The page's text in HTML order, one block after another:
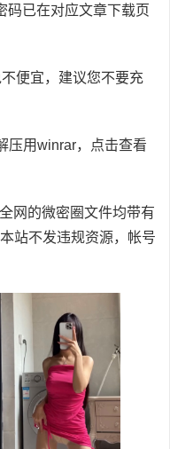
码已在对应文章下载页
便宜，建议您不要充
压用winrar，点击查看
网的微密圈文件均带有
站不发违规资源，帐号